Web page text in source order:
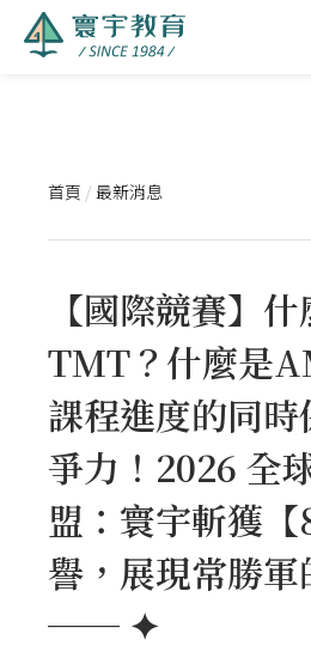
首頁 / 最新消息
【國際競賽】
TMT？什麼是
課程進度的同
爭力！2026 全
盟：寰宇斬獲
譽，展現常勝
── ✦